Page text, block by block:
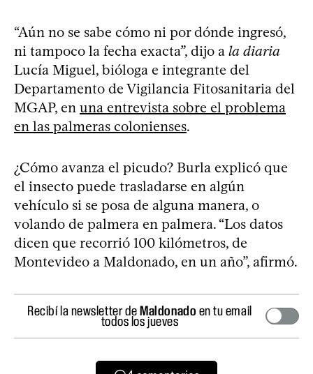
“Aún no se sabe cómo ni por dónde ingresó,
ni tampoco la fecha exacta”, dijo a la diaria
Lucía Miguel, bióloga e integrante del
Departamento de Vigilancia Fitosanitaria del
MGAP, en una entrevista sobre el problema
en las palmeras colonienses.
¿Cómo avanza el picudo? Burla explicó que
el insecto puede trasladarse en algún
vehículo si se posa de alguna manera, o
volando de palmera en palmera. “Los datos
dicen que recorrió 100 kilómetros, de
Montevideo a Maldonado, en un año”, afirmó.
Recibí la newsletter deMaldonado en tu email
todos los jueves